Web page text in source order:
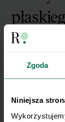
Zgoda
Niniejsza
Pobierz
Zapisz się
E-mail